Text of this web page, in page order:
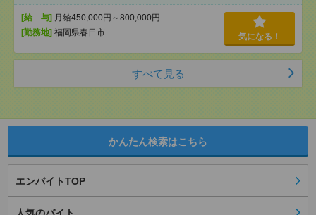
[給 与] 月給450,000円～800,000円
[勤務地] 福岡県春日市 気になる！
すべて見る
かんたん検索はこちら
エンバイトTOP